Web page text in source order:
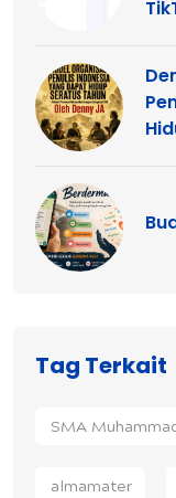
Tag Terkait
SMA
almamater